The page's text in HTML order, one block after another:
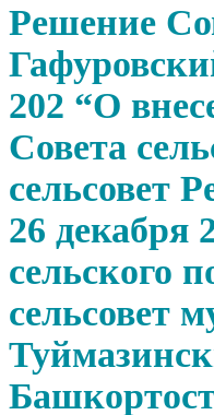
Решение
202 “О
Совета
сельсовет
26 декабря
сельского
сельсовет